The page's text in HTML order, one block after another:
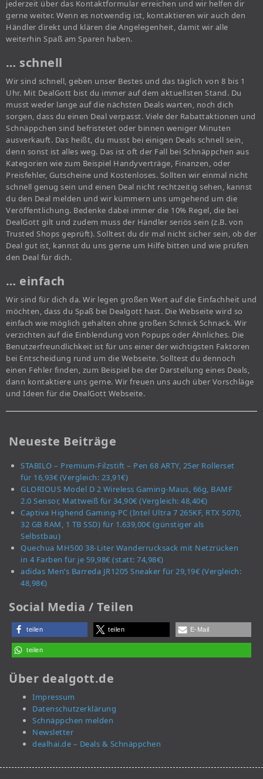
jederzeit über das Kontaktformular erreichen und wir helfen dir
gerne weiter. Wenn es notwendig ist, kontaktieren wir auch den
Händler direkt und klären die Angelegenheit, damit wir alle
weiterhin Spaß am Sparen haben.
… schnell
Wir sind schnell, geben unser Bestes und das täglich von 8 bis 1
Uhr. Mit DealGott bist du immer auf dem aktuellsten Stand. Du
musst weder lange auf die nächsten Deals warten, noch dich
sorgen, dass du einen Deal verpasst. Viele der Rabattaktionen und
Schnäppchen sind befristetet oder binnen weniger Minuten
ausverkauft. Das heißt, du musst bei einigen Deals schnell sein,
denn sonst ist alles weg. Das ist oft der Fall bei Schnäppchen aus
Kategorien wie zum Beispiel Handyverträge, Finanzen, oder
Preisfehler, Gutscheine und Kostenloses. Sollten wir einmal nicht
schnell genug sein und einen Deal nicht rechtzeitig sehen, kannst
du den Deal melden und wir kümmern uns umgehend um die
Veröffentlichung. Bedenke dabei immer die 10% Regel, die bei
DealGott gilt und zudem muss der Händler seriös sein (z.B. von
Trusted Shops geprüft). Solltest du dir mal nicht sicher sein, ob der
Deal gut ist, kannst du uns gerne um Hilfe bitten und wie prüfen
den Deal für dich.
… einfach
Wir sind für dich da. Wir legen großen Wert auf die Einfachheit und
möchten, dass du Spaß bei Dealgott hast. Die Webseite wird so
einfach wie möglich gehalten ohne großen Schnick Schnack. Wir
verzichten auf die Einblendung von Popups oder Ähnliches. Die
Benutzerfreundlichkeit ist für uns einer der wichtigsten Faktoren
bei Entscheidung rund um die Webseite. Solltest du dennoch
einen Fehler finden, zum Beispiel bei der Darstellung eines Deals,
dann kontaktiere uns gerne. Wir freuen uns auch über Vorschläge
und Ideen für die DealGott Webseite.
Neueste Beiträge
STABILO – Premium-Filzstift – Pen 68 ARTY, 25er Rollerset
für 16,93€ (Vergleich: 23,91€)
GLORIOUS Model D 2 Wireless Gaming-Maus, 66g, BAMF
2.0 Sensor, Mattweiß für 34,90€ (Vergleich: 48,40€)
Captiva Highend Gaming-PC (Intel Ultra 7 265KF, RTX 5070,
32 GB RAM, 1 TB SSD) für 1.639,00€ (günstiger als
Selbstbau)
Quechua MH500 38-Liter Wanderrucksack mit Netzrücken
in 4 Farben für je 59,98€ (statt: 74,98€)
adidas Men’s Barreda JR1205 Sneaker für 29,19€ (Vergleich:
48,98€)
Social Media / Teilen
teilen teilen E-Mail
teilen
Über dealgott.de
Impressum
Datenschutzerklärung
Schnäppchen melden
Newsletter
dealhai.de – Deals & Schnäppchen